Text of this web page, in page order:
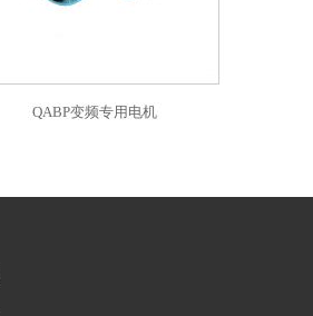
QABP变频专用电机